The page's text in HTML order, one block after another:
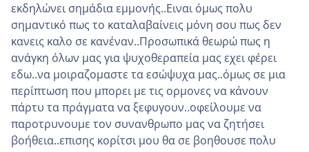
εκδηλώνει σημάδια εμμονής..Ειναι όμως πολυ
σημαντικό πως το καταλαβαίνεις μόνη σου πως δεν
κανεις καλο σε κανέναν..Προσωπικά θεωρώ πως η
ανάγκη όλων μας για ψυχοθεραπεία μας εχει φέρει
εδω..να μοιραζομαστε τα εσώψυχα μας..όμως σε μια
περίπτωση που μπορει με τις ορμονες να κάνουν
πάρτυ τα πράγματα να ξεφυγουν..οφείλουμε να
παροτρυνουμε τον συνανθρωπο μας να ζητήσει
βοήθεια..επισης κορίτσι μου θα σε βοηθουσε πολυ